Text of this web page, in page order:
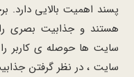
پسند اهمیت بالایی
هستند و جذابیت بصری
سایت ها حوصله ی کاربر
سایت ، در نظر گرفتن